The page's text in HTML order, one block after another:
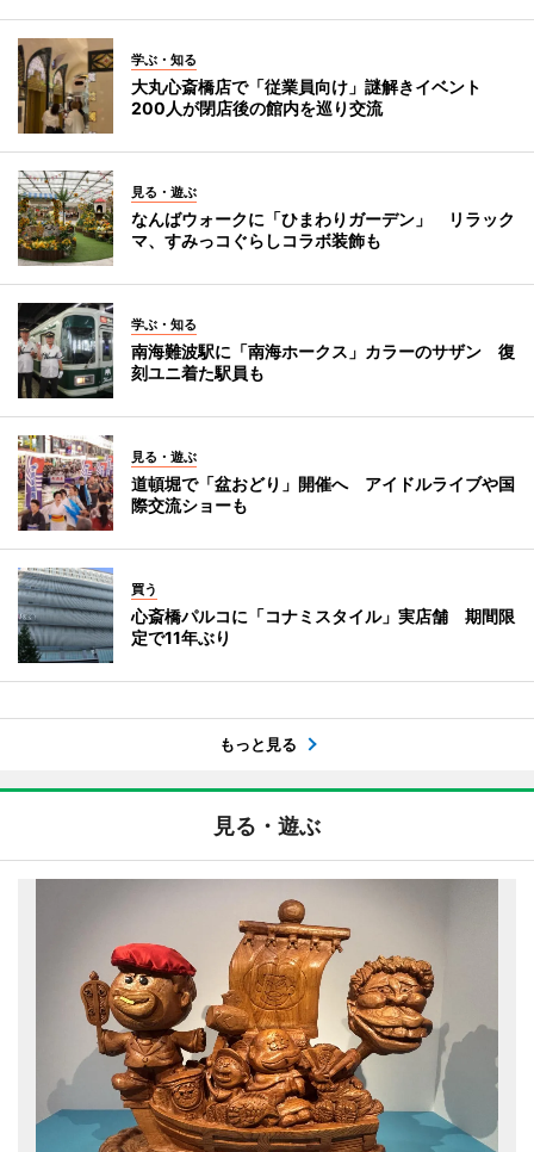
学ぶ・知る
大丸心斎橋店で「従業員向け」謎解きイベント
200人が閉店後の館内を巡り交流
見る・遊ぶ
なんばウォークに「ひまわりガーデン」 リラック
マ、すみっコぐらしコラボ装飾も
学ぶ・知る
南海難波駅に「南海ホークス」カラーのサザン 復
刻ユニ着た駅員も
見る・遊ぶ
道頓堀で「盆おどり」開催へ アイドルライブや国
際交流ショーも
買う
心斎橋パルコに「コナミスタイル」実店舗 期間限
定で11年ぶり
もっと見る
見る・遊ぶ